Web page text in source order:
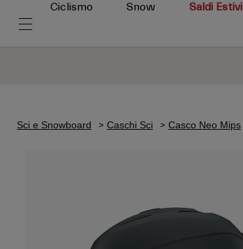
Ciclismo Snow Saldi Estivi
Sci e Snowboard Caschi Sci Casco Neo Mips